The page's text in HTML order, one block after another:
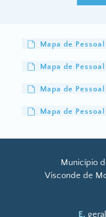
Mapa de
Mapa de Pessoal
Mapa de Pessoal
Mapa de Pessoal
Município
Visconde de
E.